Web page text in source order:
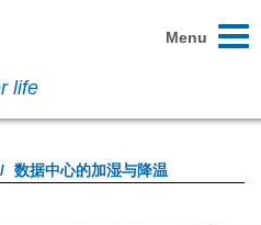
life
Menu
数据中心的加湿与降温